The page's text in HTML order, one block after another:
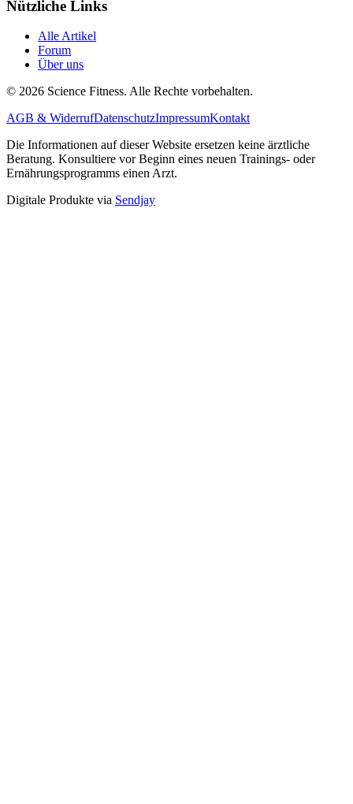
Nützliche Links
Alle Artikel
Forum
Über uns
© 2026 Science Fitness. Alle Rechte vorbehalten.
AGB & WiderrufDatenschutzImpressumKontakt
Die Informationen auf dieser Website ersetzen keine ärztliche
Beratung. Konsultiere vor Beginn eines neuen Trainings- oder
Ernährungsprogramms einen Arzt.
Digitale Produkte via Sendjay